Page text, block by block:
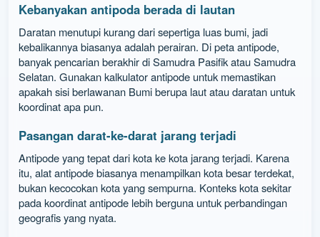
Kebanyakan antipoda berada di lautan
Daratan menutupi kurang dari sepertiga luas bumi, jadi
kebalikannya biasanya adalah perairan. Di peta antipode,
banyak pencarian berakhir di Samudra Pasifik atau Samudra
Selatan. Gunakan kalkulator antipode untuk memastikan
apakah sisi berlawanan Bumi berupa laut atau daratan untuk
koordinat apa pun.
Pasangan darat-ke-darat jarang terjadi
Antipode yang tepat dari kota ke kota jarang terjadi. Karena
itu, alat antipode biasanya menampilkan kota besar terdekat,
bukan kecocokan kota yang sempurna. Konteks kota sekitar
pada koordinat antipode lebih berguna untuk perbandingan
geografis yang nyata.